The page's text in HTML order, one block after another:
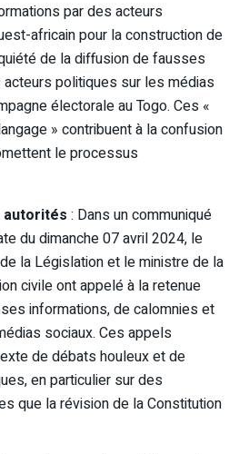
par des acteurs
africain pour la construction de
de la diffusion de fausses
politiques sur les médias
électorale au Togo. Ces «
» contribuent à la confusion
le processus
autorités : Dans un communiqué
du dimanche 07 avril 2024, le
la Législation et le ministre de la
civile ont appelé à la retenue
informations, de calomnies et
sociaux. Ces appels
de débats houleux et de
en particulier sur des
que la révision de la Constitution